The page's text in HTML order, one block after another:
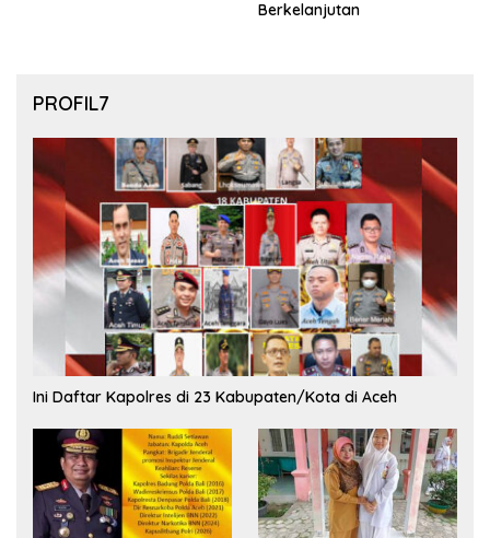
Berkelanjutan
PROFIL7
Ini Daftar Kapolres di 23 Kabupaten/Kota di Aceh